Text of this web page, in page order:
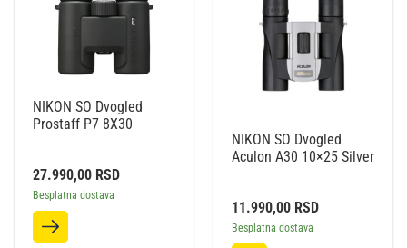
NIKON SO Dvogled
Prostaff P7 8X30
27.990,00 RSD
Besplatna dostava
NIKON SO Dvogled
Aculon A30 10×25 Silver
11.990,00 RSD
Besplatna dostava